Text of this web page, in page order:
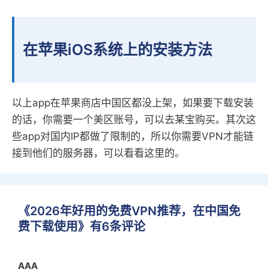
在苹果iOS系统上的安装方法
以上app在苹果商店中国区都没上架，如果要下载安装
的话，你需要一个美区账号，可以去某宝购买。其次这
些app对国内IP都做了限制的，所以你需要VPN才能链
接到他们的服务器，可以看看这里的。
《2026年好用的免费VPN推荐，在中国免
费下载使用》有6条评论
AAA